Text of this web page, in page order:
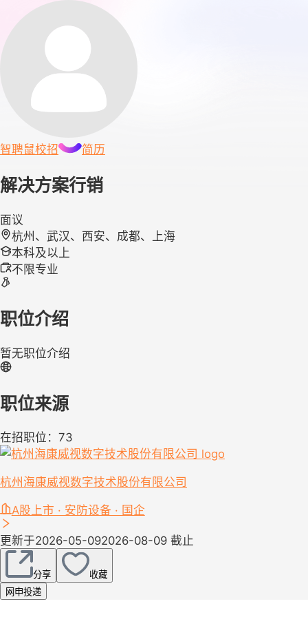
智聘鼠校招 简历
解决方案行销
面议
杭州、武汉、西安、成都、上海
本科及以上
不限专业
职位介绍
暂无职位介绍
职位来源
在招职位：73
杭州海康威视数字技术股份有限公司
A股上市 · 安防设备 · 国企
更新于2026-05-092026-08-09 截止
分享
收藏
网申投递